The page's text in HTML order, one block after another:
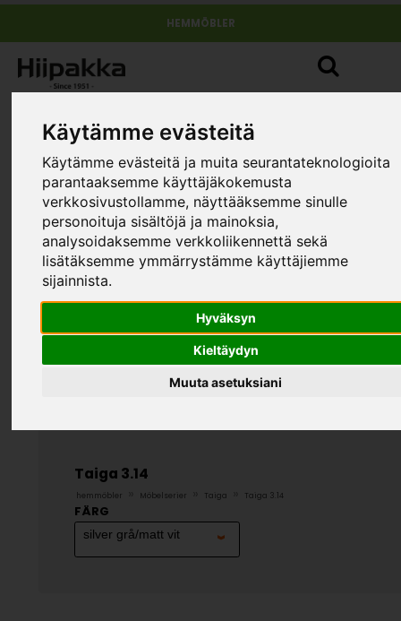
Käytämme evästeitä
Käytämme evästeitä ja muita seurantateknologioita
parantaaksemme käyttäjäkokemusta
verkkosivustollamme, näyttääksemme sinulle
personoituja sisältöjä ja mainoksia,
analysoidaksemme verkkoliikennettä sekä
lisätäksemme ymmärrystämme käyttäjiemme
sijainnista.
Hyväksyn
Kieltäydyn
Muuta asetuksiani
HEMMÖBLER
Taiga 3.14
hemmöbler Möbelserier Taiga Taiga 3.14
FÄRG